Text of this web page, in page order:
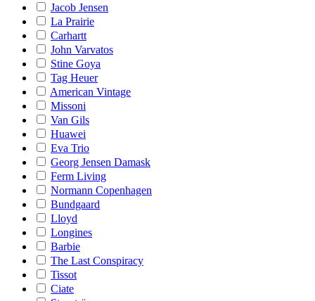
Jacob Jensen
La Prairie
Carhartt
John Varvatos
Stine Goya
Tag Heuer
American Vintage
Missoni
Van Gils
Huawei
Eva Trio
Georg Jensen Damask
Ferm Living
Normann Copenhagen
Bundgaard
Lloyd
Longines
Barbie
The Last Conspiracy
Tissot
Ciate